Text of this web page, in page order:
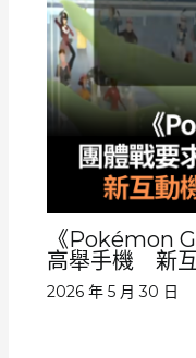
《Pokémon
高舉手機 新
2026 年 5 月 30 日